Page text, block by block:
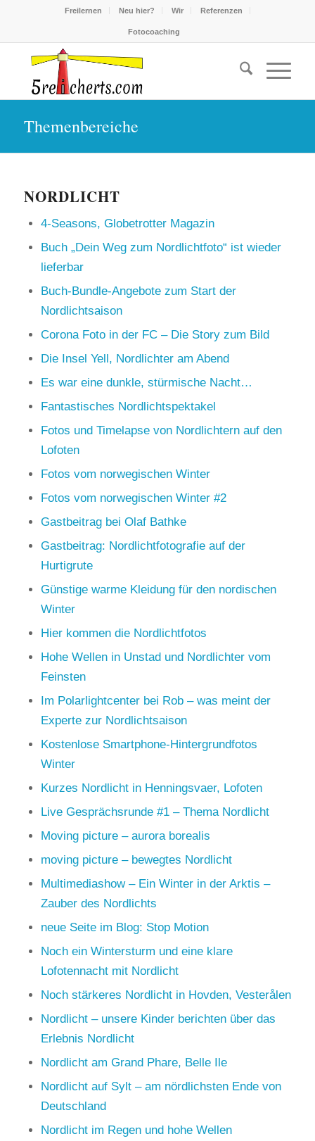
Freilernen Neu hier? Wir Referenzen
Fotocoaching
Themenbereiche
NORDLICHT
4-Seasons, Globetrotter Magazin
Buch „Dein Weg zum Nordlichtfoto“ ist wieder
lieferbar
Buch-Bundle-Angebote zum Start der
Nordlichtsaison
Corona Foto in der FC – Die Story zum Bild
Die Insel Yell, Nordlichter am Abend
Es war eine dunkle, stürmische Nacht…
Fantastisches Nordlichtspektakel
Fotos und Timelapse von Nordlichtern auf den
Lofoten
Fotos vom norwegischen Winter
Fotos vom norwegischen Winter #2
Gastbeitrag bei Olaf Bathke
Gastbeitrag: Nordlichtfotografie auf der
Hurtigrute
Günstige warme Kleidung für den nordischen
Winter
Hier kommen die Nordlichtfotos
Hohe Wellen in Unstad und Nordlichter vom
Feinsten
Im Polarlightcenter bei Rob – was meint der
Experte zur Nordlichtsaison
Kostenlose Smartphone-Hintergrundfotos
Winter
Kurzes Nordlicht in Henningsvaer, Lofoten
Live Gesprächsrunde #1 – Thema Nordlicht
Moving picture – aurora borealis
moving picture – bewegtes Nordlicht
Multimediashow – Ein Winter in der Arktis –
Zauber des Nordlichts
neue Seite im Blog: Stop Motion
Noch ein Wintersturm und eine klare
Lofotennacht mit Nordlicht
Noch stärkeres Nordlicht in Hovden, Vesterålen
Nordlicht – unsere Kinder berichten über das
Erlebnis Nordlicht
Nordlicht am Grand Phare, Belle Ile
Nordlicht auf Sylt – am nördlichsten Ende von
Deutschland
Nordlicht im Regen und hohe Wellen